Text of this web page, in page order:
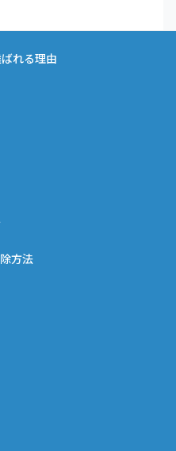
れる理由
方法